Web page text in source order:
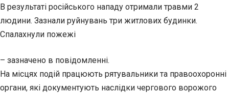
В результаті російського нападу отримали травми 2
людини. Зазнали руйнувань три житлових будинки.
Спалахнули пожежі
– зазначено в повідомленні.
На місцях подій працюють рятувальники та правоохоронні
органи, які документують наслідки чергового ворожого